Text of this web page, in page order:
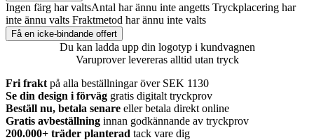
Ingen färg har valtsAntal har ännu inte angetts Tryckplacering har
inte ännu valts Fraktmetod har ännu inte valts
Få en icke-bindande offert
Du kan ladda upp din logotyp i kundvagnen
Varuprover levereras alltid utan tryck
Fri frakt på alla beställningar över SEK 1130
Se din design i förväg gratis digitalt tryckprov
Beställ nu, betala senare eller betala direkt online
Gratis avbeställning innan godkännande av tryckprov
200.000+ träder planterad tack vare dig